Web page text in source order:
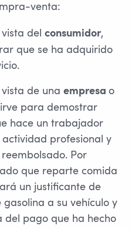
venta:
del consumidor,
que se ha adquirido
de una empresa o
para demostrar
hace un trabajador
actividad profesional y
Por
que reparte comida
un justificante de
a su vehículo y
del pago que ha hecho